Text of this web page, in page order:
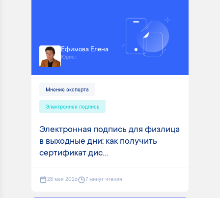
Ефимова Елена
Юрист
Мнение эксперта
Электронная подпись
Электронная подпись для физлица
в выходные дни: как получить
сертификат дис...
28 мая 2026 7 минут чтения